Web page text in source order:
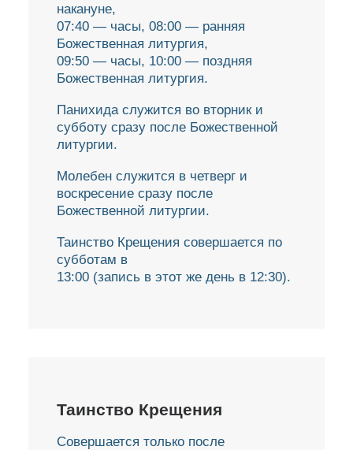
накануне,
07:40 — часы, 08:00 — ранняя
Божественная литургия,
09:50 — часы, 10:00 — поздняя
Божественная литургия.
Панихида служится во вторник и
субботу сразу после Божественной
литургии.
Молебен служится в четверг и
воскресение сразу после
Божественной литургии.
Таинство Крещения совершается по
субботам в
13:00 (запись в этот же день в 12:30).
Таинство Крещения
Совершается только после